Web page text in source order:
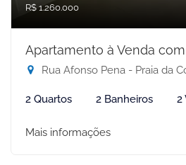
R$ 1.260.000
Apartamento à Venda
Rua Afonso Pena - Praia da
2 Quartos 2 Banheiros 2
Mais informações